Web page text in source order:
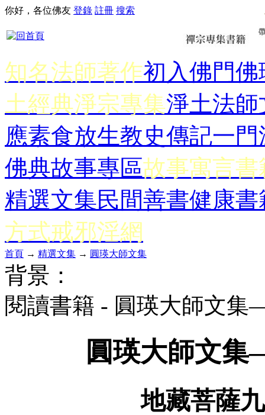
你好，各位佛友 登錄 註冊 搜索
知名法師著作初入佛門佛
土經典淨宗專集淨土法師
應素食放生教史傳記一門
佛典故事專區故事寓言書
精選文集民間善書健康書
方式戒邪淫網
首頁 → 精選文集 → 圓瑛大師文集
背景：
閱讀書籍 - 圓瑛大師文
圓瑛大師文
地藏菩薩